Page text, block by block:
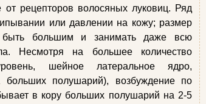
рецепторов волосяных луковиц. Ряд
или давлении на кожу; размер
большим и занимать даже всю
Несмотря на большее количество
шейное латеральное ядро,
больших полушарий), возбуждение по
в кору больших полушарий на 2-5